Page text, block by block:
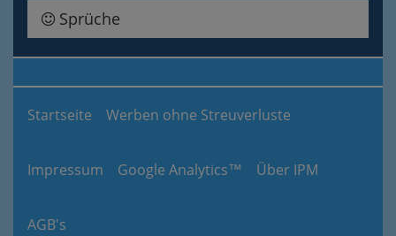
Sprüche
Startseite Werben ohne Streuverluste
Impressum Google Analytics™ Über IPM
AGB's